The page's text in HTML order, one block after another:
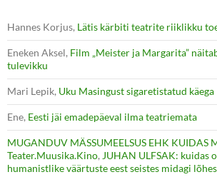
Hannes Korjus, Lätis kärbiti teatrite riiklikku
Eneken Aksel, Film „Meister ja Margarita”
tulevikku
Mari Lepik, Uku Masingust sigaretistatud käega
Ene, Eesti jäi emadepäeval ilma teatriemata
MUGANDUV MÄSSUMEELSUS EHK KUIDAS
Teater.Muusika.Kino, JUHAN ULFSAK: kuidas
humanistlike väärtuste eest seistes midagi